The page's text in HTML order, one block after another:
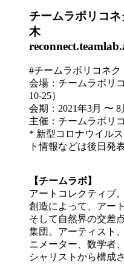
チームラボリコ
木
#チームラボリコネ
会場：チームラボリ
10-25）
会期：2021年3月 〜 8
主催：チームラボリ
* 新型コロナウイル
ト情報などは後日発
【チームラボ】
アートコレクティブ
創造によって、アー
そして自然界の交差
集団。アーティスト
ニメーター、数学者
シャリストから構成